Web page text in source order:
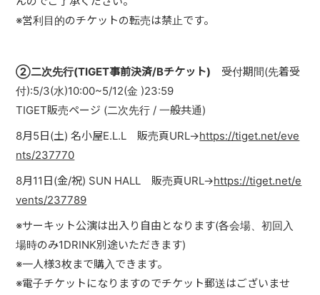
※営利目的のチケットの転売は禁止です。
②二次先行(TIGET事前決済/Bチケット) 受付期間(先着受
付):5/3(水)10:00~5/12(金 )23:59
TIGET販売ページ (二次先行 /一般共通)
8月5日(土) 名小屋E.L.L 販売頁URL→https://tiget.net/eve
nts/237770
8月11日(金/祝) SUN HALL 販売頁URL→https://tiget.net/e
vents/237789
※サーキット公演は出入り自由となります(各会場、初回入
場時のみ1DRINK別途いただきます)
※一人様3枚まで購入できます。
※電子チケットになりますのでチケット郵送はございませ